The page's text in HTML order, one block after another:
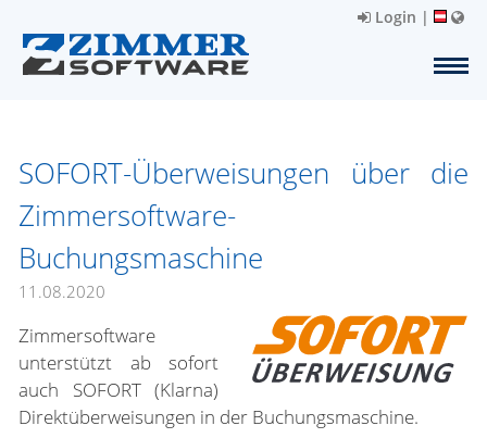
Login |
SOFORT-Überweisungen über die
Zimmersoftware-
Buchungsmaschine
11.08.2020
Zimmersoftware
unterstützt ab sofort
auch SOFORT (Klarna)
Direktüberweisungen in der Buchungsmaschine.